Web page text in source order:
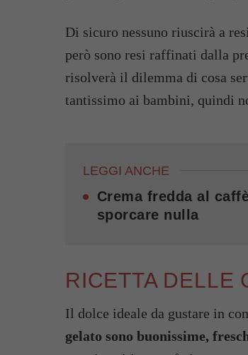
Di sicuro nessuno riuscirà a
però sono resi raffinati dalla
risolverà il dilemma di cosa
tantissimo ai bambini, quindi
LEGGI ANCHE
Crema fredda al
sporcare nulla
RICETTA DELLE
Il dolce ideale da gustare in
gelato sono buonissime,